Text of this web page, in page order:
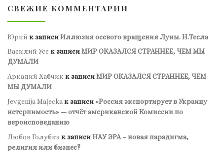
СВЕЖИЕ КОММЕНТАРИИ
Юрий к записиИллюзия осевого вращения Луны. Н.Тесла
Василий Усс к записиМИР ОКАЗАЛСЯ СТРАННЕЕ, ЧЕМ МЫ
ДУМАЛИ
Аркадий Хабчик к записиМИР ОКАЗАЛСЯ СТРАННЕЕ, ЧЕМ
МЫ ДУМАЛИ
Jevgenija Maļecka к записи«Россия экспортирует в Украину
нетерпимость» — отчёт американской Комиссии по
вероисповеданию
Любов Голубка к записиНАУ ЭРА – новая парадигма,
религия или бизнес?